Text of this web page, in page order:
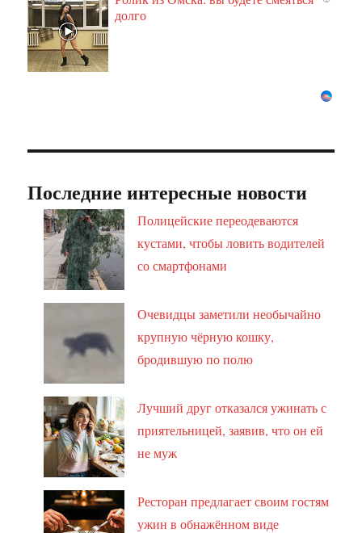
долго
Последние интересные новости
Полицейские переодеваются
кустами, чтобы ловить водителей
со смартфонами
Очевидцы заметили необычайно
крупную чёрную кошку,
бродившую по полю
Лучший друг отказался ужинать с
приятельницей, заявив, что он ей
не муж
Ресторан предлагает своим гостям
ужин в обнажённом виде